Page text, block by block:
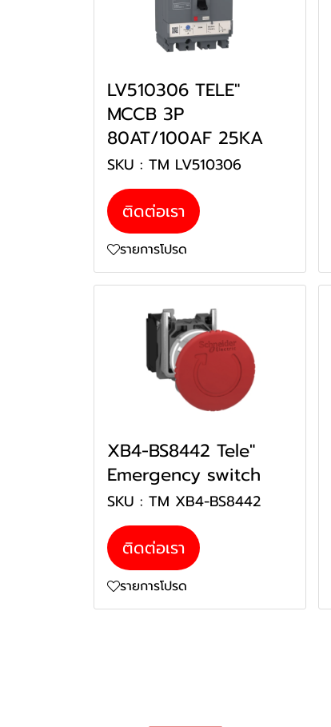
LV510306 TELE"
MCCB 3P
80AT/100AF 25KA
SKU : TM LV510306
ติดต่อเรา
รายการโปรด
XB4-BS8442 Tele"
Emergency switch
SKU : TM XB4-BS8442
ติดต่อเรา
รายการโปรด